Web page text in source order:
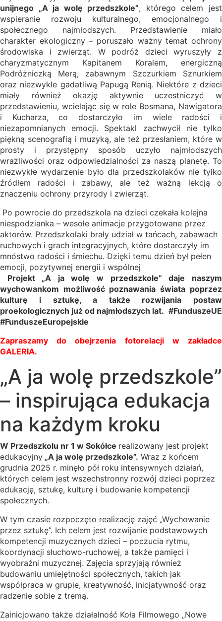
unijnego „A ja wolę przedszkole”, którego celem jest
wspieranie rozwoju kulturalnego, emocjonalnego i
społecznego najmłodszych. Przedstawienie miało
charakter ekologiczny – poruszało ważny temat ochrony
środowiska i zwierząt. W podróż dzieci wyruszyły z
charyzmatycznym Kapitanem Koralem, energiczną
Podróżniczką Merą, zabawnym Szczurkiem Sznurkiem
oraz niezwykle gadatliwą Papugą Renią. Niektóre z dzieci
miały również okazję aktywnie uczestniczyć w
przedstawieniu, wcielając się w role Bosmana, Nawigatora
i Kucharza, co dostarczyło im wiele radości i
niezapomnianych emocji. Spektakl zachwycił nie tylko
piękną scenografią i muzyką, ale też przesłaniem, które w
prosty i przystępny sposób uczyło najmłodszych
wrażliwości oraz odpowiedzialności za naszą planetę. To
niezwykłe wydarzenie było dla przedszkolaków nie tylko
źródłem radości i zabawy, ale też ważną lekcją o
znaczeniu ochrony przyrody i zwierząt.
Po powrocie do przedszkola na dzieci czekała kolejna
niespodzianka – wesołe animacje przygotowane przez
aktorów. Przedszkolaki brały udział w tańcach, zabawach
ruchowych i grach integracyjnych, które dostarczyły im
mnóstwo radości i śmiechu. Dzięki temu dzień był pełen
emocji, pozytywnej energii i wspólnej
Projekt „A ja wolę w przedszkole” daje naszym
wychowankom możliwość poznawania świata poprzez
kulturę i sztukę, a także rozwijania postaw
proekologicznych już od najmłodszych lat. #FunduszeUE
#FunduszeEuropejskie
Zapraszamy do obejrzenia fotorelacji w zakładce
GALERIA.
„A ja wolę przedszkole”
– inspirująca edukacja
na każdym kroku
W Przedszkolu nr 1 w Sokółce realizowany jest projekt
edukacyjny „A ja wolę przedszkole”. Wraz z końcem
grudnia 2025 r. minęło pół roku intensywnych działań,
których celem jest wszechstronny rozwój dzieci poprzez
edukację, sztukę, kulturę i budowanie kompetencji
społecznych.
W tym czasie rozpoczęto realizację zajęć „Wychowanie
przez sztukę”. Ich celem jest rozwijanie podstawowych
kompetencji muzycznych dzieci – poczucia rytmu,
koordynacji słuchowo-ruchowej, a także pamięci i
wyobraźni muzycznej. Zajęcia sprzyjają również
budowaniu umiejętności społecznych, takich jak
współpraca w grupie, kreatywność, inicjatywność oraz
radzenie sobie z tremą.
Zainicjowano także działalność Koła Filmowego „Nowe